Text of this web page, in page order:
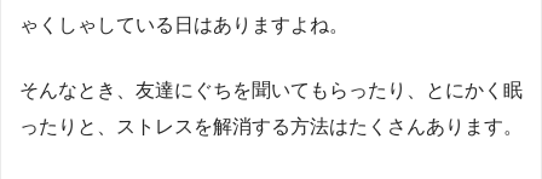
ゃくしゃしている日はありますよね。
そんなとき、友達にぐちを聞いてもらったり、とにかく眠
ったりと、ストレスを解消する方法はたくさんあります。